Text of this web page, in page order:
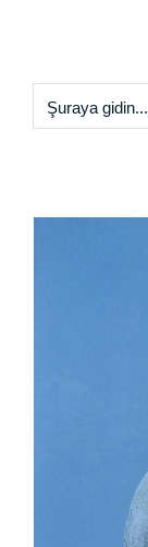
content
Şuraya gidin...